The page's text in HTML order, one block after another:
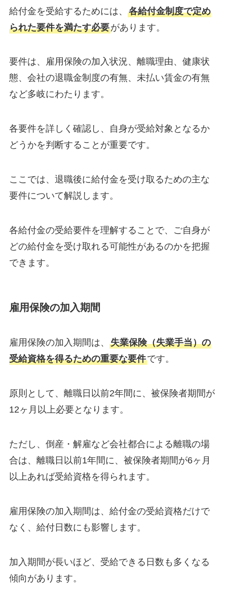
給付金を受給するためには、 各給付金制度で定め
られた要件を満たす必要があります。
要件は、雇用保険の加入状況、離職理由、健康状
態、会社の退職金制度の有無、未払い賃金の有無
など多岐にわたります。
各要件を詳しく確認し、自身が受給対象となるか
どうかを判断することが重要です。
ここでは、退職後に給付金を受け取るための主な
要件について解説します。
各給付金の受給要件を理解することで、ご自身が
どの給付金を受け取れる可能性があるのかを把握
できます。
雇用保険の加入期間
雇用保険の加入期間は、 失業保険（失業手当）の
受給資格を得るための重要な要件です。
原則として、離職日以前2年間に、被保険者期間が
12ヶ月以上必要となります。
ただし、倒産・解雇など会社都合による離職の場
合は、離職日以前1年間に、被保険者期間が6ヶ月
以上あれば受給資格を得られます。
雇用保険の加入期間は、給付金の受給資格だけで
なく、給付日数にも影響します。
加入期間が長いほど、受給できる日数も多くなる
傾向があります。